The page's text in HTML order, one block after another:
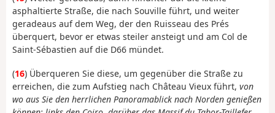
asphaltierte Straße, die nach Souville führt, und weiter
geradeaus auf dem Weg, der den Ruisseau des Prés
überquert, bevor er etwas steiler ansteigt und am Col de
Saint-Sébastien auf die D66 mündet.
(16) Überqueren Sie diese, um gegenüber die Straße zu
erreichen, die zum Aufstieg nach Château Vieux führt, von
wo aus Sie den herrlichen Panoramablick nach Norden genießen